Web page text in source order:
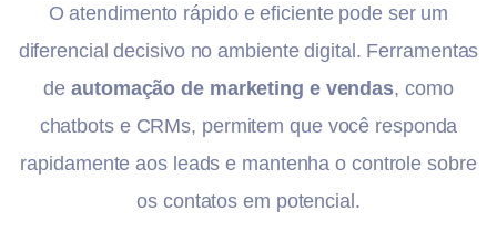
O atendimento rápido e eficiente pode ser um
diferencial decisivo no ambiente digital. Ferramentas
deautomação de marketing e vendas, como
chatbots e CRMs, permitem que você responda
rapidamente aos leads e mantenha o controle sobre
os contatos em potencial.